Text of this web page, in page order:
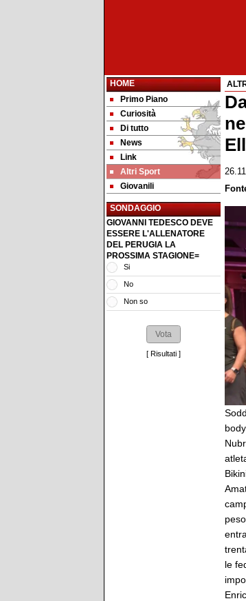
HOME
Primo Piano
Curiosità
Di tutto
News
Link
Altri Sport
Giovanili
SONDAGGIO
GIOVANNI TEDESCO DEVE
ESSERE L'ALLENATORE
DEL PERUGIA LA
PROSSIMA STAGIONE=
Si
No
Non so
[ Risultati ]
le